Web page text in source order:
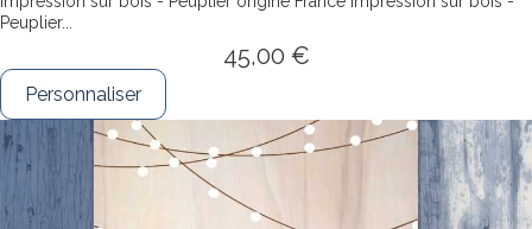
Peuplier...
45,00 €
Personnaliser